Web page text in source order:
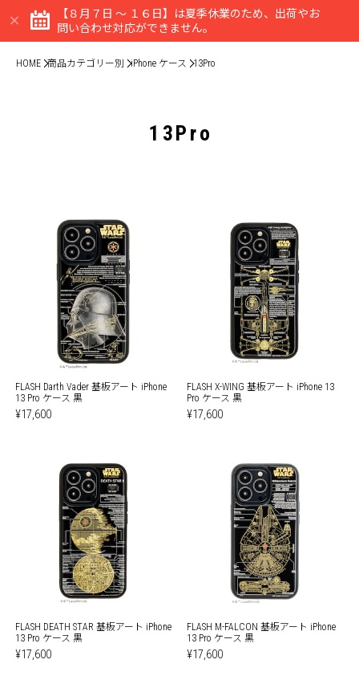
【８月７日 ～ １６日】は夏季休業のため、出荷やお
問い合わせ対応ができません。
HOME 商品カテゴリー別 iPhone ケース 13Pro
13Pro
FLASH Darth Vader 基板アート iPhone
13 Pro ケース 黒
¥17,600
FLASH X-WING 基板アート iPhone 13
Pro ケース 黒
¥17,600
FLASH DEATH STAR 基板アート iPhone
13 Pro ケース 黒
¥17,600
FLASH M-FALCON 基板アート iPhone
13 Pro ケース 黒
¥17,600